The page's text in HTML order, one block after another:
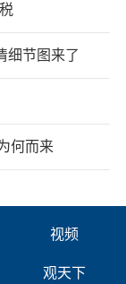
细节图来了
何而来
视频
观天下